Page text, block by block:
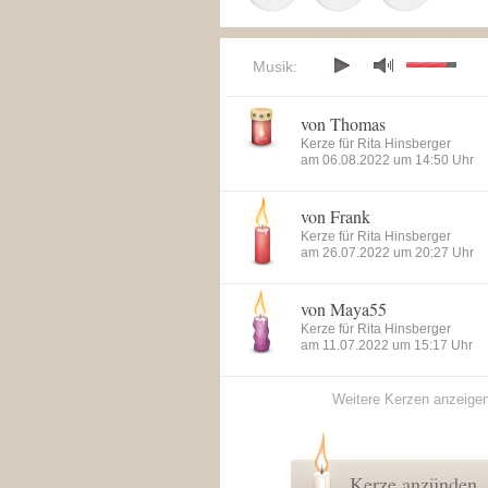
Musik:
von Thomas
Kerze für Rita Hinsberger
am 06.08.2022 um 14:50 Uhr
von Frank
Kerze für Rita Hinsberger
am 26.07.2022 um 20:27 Uhr
von Maya55
Kerze für Rita Hinsberger
am 11.07.2022 um 15:17 Uhr
Weitere Kerzen